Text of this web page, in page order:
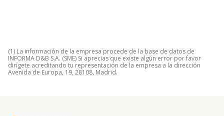
(1) La información de la empresa procede de la base de datos de
INFORMA D&B S.A. (SME) Si aprecias que existe algún error por favor
dirígete acreditando tu representación de la empresa a la dirección
Avenida de Europa, 19, 28108, Madrid.